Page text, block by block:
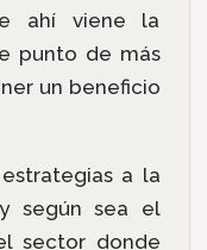
ahí viene la
punto de más
un beneficio
a la
según sea el
sector donde